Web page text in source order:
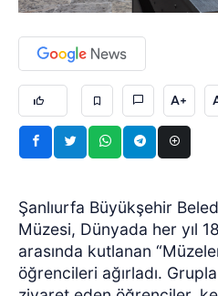
A+
Şanlıurfa Büyükşehir
Müzesi, Dünyada her yıl
arasında kutlanan
öğrencileri ağırladı.